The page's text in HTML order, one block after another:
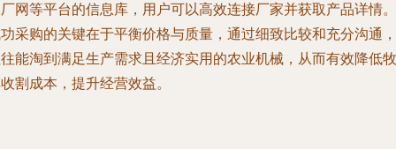
网等平台的信息库，用户可以高效连接厂家并获取产品详情。
采购的关键在于平衡价格与质量，通过细致比较和充分沟通，
能淘到满足生产需求且经济实用的农业机械，从而有效降低牧
割成本，提升经营效益。